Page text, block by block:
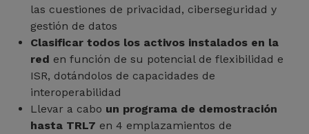
las cuestiones de privacidad, ciberseguridad y
gestión de datos
Clasificar todos los activos instalados en la
red en función de su potencial de flexibilidad e
ISR, dotándolos de capacidades de
interoperabilidad
Llevar a cabo un programa de demostración
hasta TRL7 en 4 emplazamientos de